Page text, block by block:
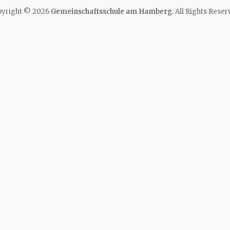
© 2026 Gemeinschaftsschule am Hamberg. All Rights